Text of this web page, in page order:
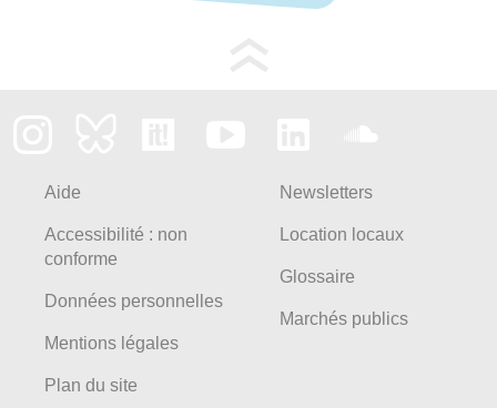
Aide
Accessibilité : non
conforme
Données personnelles
Mentions légales
Plan du site
Newsletters
Location locaux
Glossaire
Marchés publics